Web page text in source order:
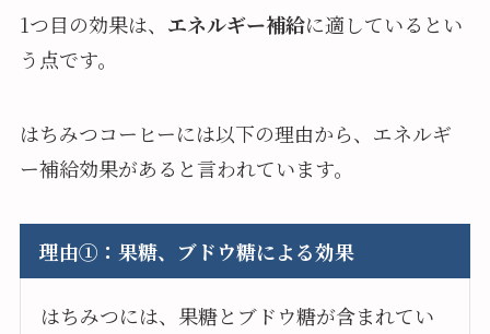
1つ目の効果は、 エネルギー補給に適しているとい
う点です。
はちみつコーヒーには以下の理由から、エネルギ
ー補給効果があると言われています。
理由①：果糖、ブドウ糖による効果
はちみつには、果糖とブドウ糖が含まれてい